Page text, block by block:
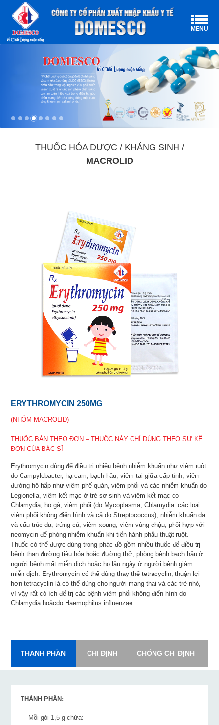
MENU
THUỐC HÓA DƯỢC / KHÁNG SINH /
MACROLID
ERYTHROMYCIN 250MG
(NHÓM MACROLID)
THUỐC BÁN THEO ĐƠN – THUỐC NÀY CHỈ DÙNG THEO SỰ KÊ
ĐƠN CỦA BÁC SĨ
Erythromycin dùng để điều trị nhiều bệnh nhiễm khuẩn như viêm ruột
do Campylobacter, hạ cam, bạch hầu, viêm tai giữa cấp tính, viêm
đường hô hấp như viêm phế quản, viêm phổi và các nhiễm khuẩn do
Legionella, viêm kết mạc ở trẻ sơ sinh và viêm kết mạc do
Chlamydia, ho gà, viêm phổi (do Mycoplasma, Chlamydia, các loại
viêm phổi không điển hình và cả do Streptococcus), nhiễm khuẩn da
và cấu trúc da; trứng cá; viêm xoang; viêm vùng chậu, phối hợp với
neomycin để phòng nhiễm khuẩn khi tiến hành phẫu thuật ruột.
Thuốc có thể được dùng trong phác đồ gồm nhiều thuốc để điều trị
bệnh than đường tiêu hóa hoặc đường thở; phòng bệnh bạch hầu ở
người bệnh mất miễn dịch hoặc ho lâu ngày ở người bệnh giảm
miễn dịch. Erythromycin có thể dùng thay thế tetracyclin, thuận lợi
hơn tetracyclin là có thể dùng cho người mang thai và các trẻ nhỏ,
vì vậy rất có ích để trị các bệnh viêm phổi không điển hình do
Chlamydia hoặcdo Haemophilus influenzae....
THÀNH PHẦN CHỈ ĐỊNH CHỐNG CHỈ ĐỊNH
THÀNH PHẦN:
Mỗi gói 1,5 g chứa: